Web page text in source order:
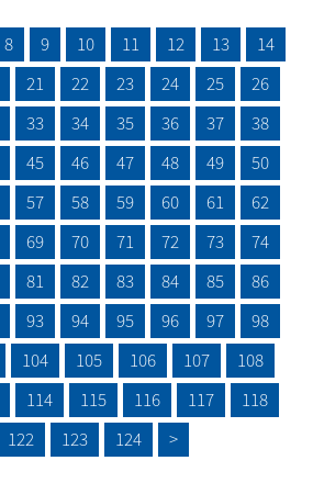
8 9 10 11 12 13
14
21 22 23 24 25
26
33 34 35 36 37
38
45 46 47 48 49
50
57 58 59 60 61
62
69 70 71 72 73
74
81 82 83 84 85
86
93 94 95 96 97
98
104 105 106 107
108
114 115 116 117
118
122 123 124 >